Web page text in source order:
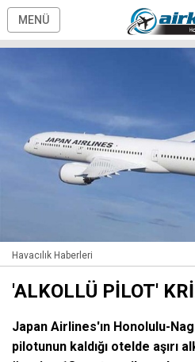
MENÜ
Havacılık Haberleri
'ALKOLLÜ PİLOT'
Japan Airlines'ın Honolulu-
pilotunun kaldığı otelde aşırı